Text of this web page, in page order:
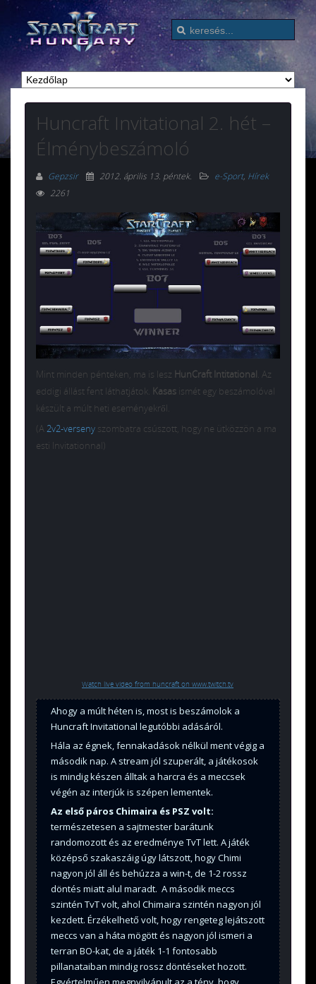
Huncraft Invitational 2. hét –
Élménybeszámoló
Gepzsir 2012. április 13. péntek. e-Sport, Hírek
2261
Mint minden pénteken, ma is lesz HunCraft Intitational . Az
eddigi állást fent láthatjátok. Kasas ismét egy beszámolóval
készült a múlt heti eseményekről.
(A 2v2-verseny szombatra csúszott, hogy ne ütközzön a ma
esti Invitationnal)
Watch live video from huncraft on www.twitch.tv
Ahogy a múlt héten is, most is beszámolok a
Huncraft Invitational legutóbbi adásáról.
Hála az égnek, fennakadások nélkül ment végig a
második nap. A stream jól szuperált, a játékosok
is mindig készen álltak a harcra és a meccsek
végén az interjúk is szépen lementek.
Az első páros Chimaira és PSZ volt:
természetesen a sajtmester barátunk
randomozott és az eredménye TvT lett. A játék
középső szakaszáig úgy látszott, hogy Chimi
nagyon jól áll és behúzza a win-t, de 1-2 rossz
döntés miatt alul maradt. A második meccs
szintén TvT volt, ahol Chimaira szintén nagyon jól
kezdett. Érzékelhető volt, hogy rengeteg lejátszott
meccs van a háta mögött és nagyon jól ismeri a
terran BO-kat, de a játék 1-1 fontosabb
pillanataiban mindig rossz döntéseket hozott.